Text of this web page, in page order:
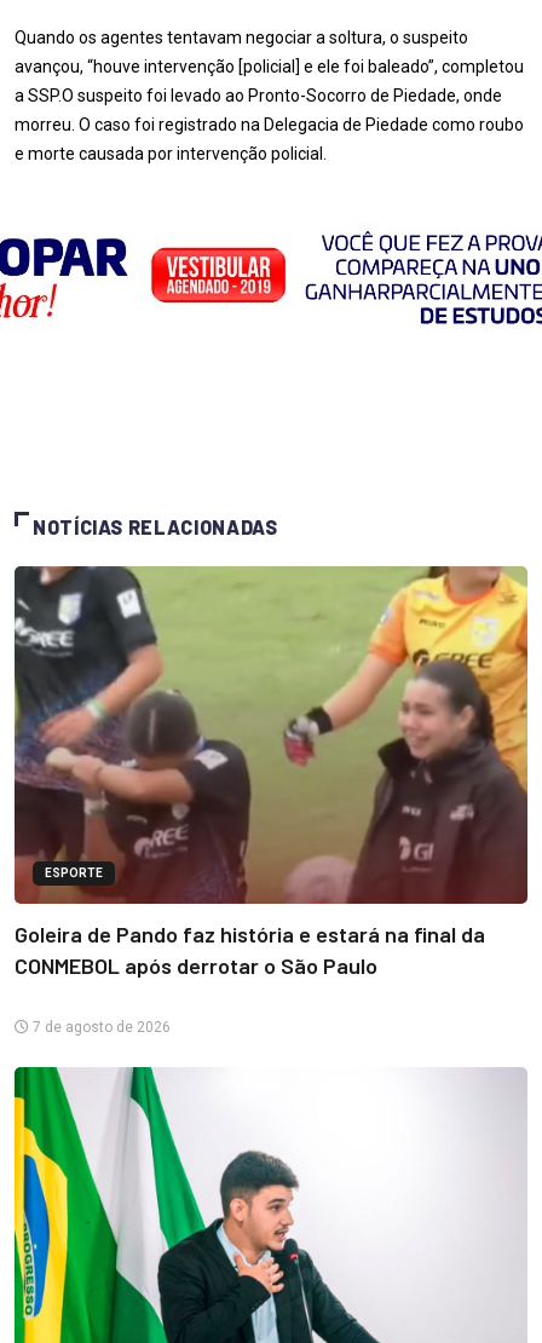
Quando os agentes tentavam negociar a soltura, o suspeito
avançou, “houve intervenção [policial] e ele foi baleado”, completou
a SSP.O suspeito foi levado ao Pronto-Socorro de Piedade, onde
morreu. O caso foi registrado na Delegacia de Piedade como roubo
e morte causada por intervenção policial.
NOTÍCIAS RELACIONADAS
ESPORTE
Goleira de Pando faz história e estará na final da
CONMEBOL após derrotar o São Paulo
7 de agosto de 2026